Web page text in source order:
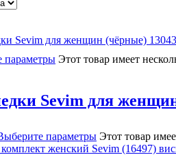
параметры Этот товар имеет
Sevim для
параметры Этот товар